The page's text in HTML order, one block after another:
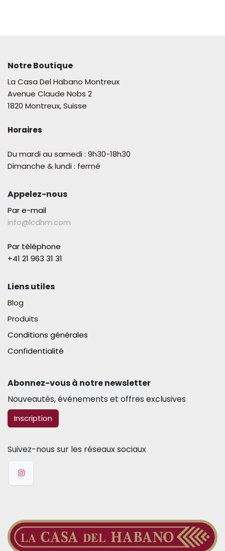
Notre Boutique
La Casa Del Habano Montreux
Avenue Claude Nobs 2
1820 Montreux, Suisse
Horaires
Du mardi au samedi : 9h30-18h30
Dimanche & lundi : fermé
Appelez-nous
Par e-mail
info@lcdhm.com
Par téléphone
+41 21 963 31 31​
Liens utiles
Blog
Produits
Conditions générales
Confidentialité
Abonnez-vous à notre newsletter​
Nouveautés, événements et offres exclusives
​​​​Inscription
Suivez-nous sur les réseaux sociaux